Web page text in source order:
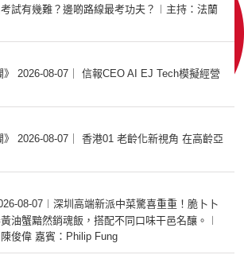
試有幾難？邊啲路線最考功夫？︱主持：法蘭
》 2026-08-07｜ 信報CEO AI EJ Tech模擬經營
》 2026-08-07｜ 香港01 老齡化新視角 在高齡亞
08-07︱深圳高端新派中菜驚喜重重！脆卜卜
油蟹黯然銷魂飯，搭配不同口味干邑名釀。︱
俊偉 嘉賓：Philip Fung